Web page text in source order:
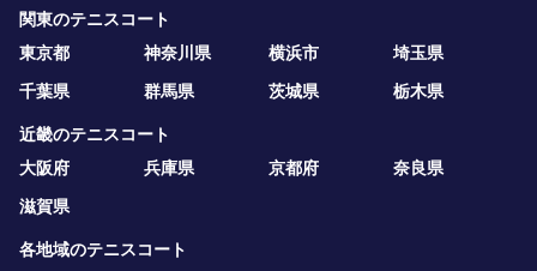
関東のテニスコート
東京都
神奈川県 横浜市
埼玉県
千葉県
群馬県 茨城県 栃木県
近畿のテニスコート
大阪府
兵庫県 京都府
奈良県
滋賀県
各地域のテニスコート